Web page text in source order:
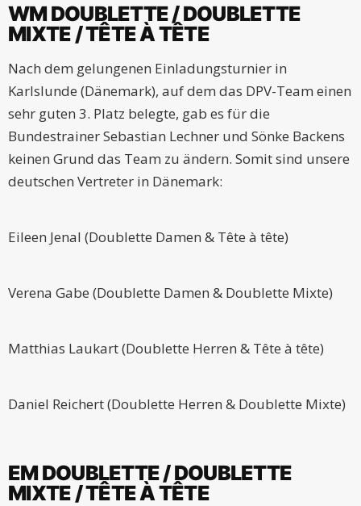
WM DOUBLETTE / DOUBLETTE
MIXTE / TÊTE À TÊTE
Nach dem gelungenen Einladungsturnier in
Karlslunde (Dänemark), auf dem das DPV-Team einen
sehr guten 3. Platz belegte, gab es für die
Bundestrainer Sebastian Lechner und Sönke Backens
keinen Grund das Team zu ändern. Somit sind unsere
deutschen Vertreter in Dänemark:
Eileen Jenal (Doublette Damen & Tête à tête)
Verena Gabe (Doublette Damen & Doublette Mixte)
Matthias Laukart (Doublette Herren & Tête à tête)
Daniel Reichert (Doublette Herren & Doublette Mixte)
EM DOUBLETTE / DOUBLETTE
MIXTE / TÊTE À TÊTE